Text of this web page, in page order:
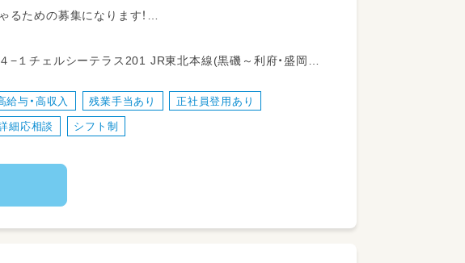
るための募集になります！
かり1時間とれます！
ラス201 JR東北本線(黒磯～利府・盛岡)
給与・高収入 残業手当あり 正社員登用あり
細応相談 シフト制